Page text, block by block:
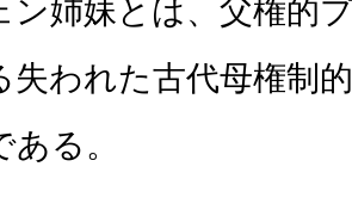
ン姉妹とは、父権的
失われた古代母権制
る。